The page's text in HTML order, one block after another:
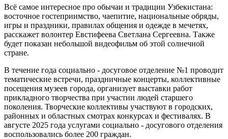
Всё самое интересное про обычаи и традиции Узбекистана:
восточное гостеприимство, чаепитие, национальные обряды,
игры и праздники, правилах общения и одежде в мечетях,
расскажет волонтер Евстифеева Светлана Сергеевна. Также
будет показан небольшой видеофильм об этой солнечной
стране.
В течение года социально - досуговое отделение №1 проводит
тематические встречи, праздничные концерты, коллективные
посещения музеев города, организует выставки работ
прикладного творчества при участии людей старшего
поколения. Творческие коллективы участвуют в городских,
районных и областных смотрах конкурсах и фестивалях. В
августе 2025 года услугами социально - досугового отделения
воспользовались более 200 граждан.